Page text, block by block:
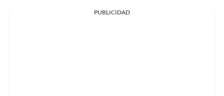
PUBLICIDAD